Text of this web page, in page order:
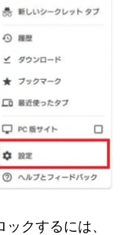
クするには、